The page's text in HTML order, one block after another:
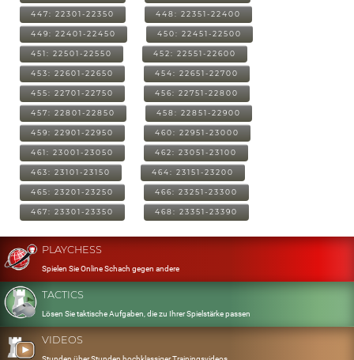
447: 22301-22350 448: 22351-22400
449: 22401-22450 450: 22451-22500
451: 22501-22550 452: 22551-22600
453: 22601-22650 454: 22651-22700
455: 22701-22750 456: 22751-22800
457: 22801-22850 458: 22851-22900
459: 22901-22950 460: 22951-23000
461: 23001-23050 462: 23051-23100
463: 23101-23150 464: 23151-23200
465: 23201-23250 466: 23251-23300
467: 23301-23350 468: 23351-23390
PLAYCHESS
Spielen Sie Online Schach gegen andere
TACTICS
Lösen Sie taktische Aufgaben, die zu Ihrer Spielstärke passen
VIDEOS